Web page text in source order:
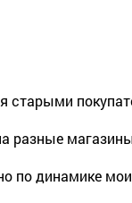
старыми
разные
по динамике